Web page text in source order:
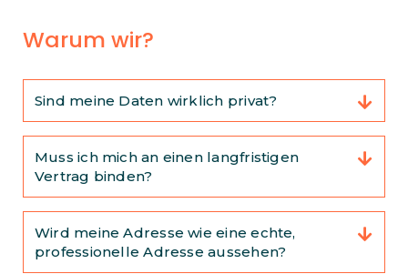
Warum wir?
Sind meine Daten wirklich privat?
Muss ich mich an einen langfristigen
Vertrag binden?
Wird meine Adresse wie eine echte,
professionelle Adresse aussehen?